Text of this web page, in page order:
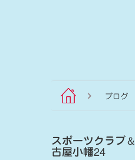
ブログ
スポーツクラブ＆
古屋小幡24